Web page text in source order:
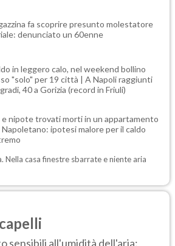
fa scoprire presunto molestatore
denunciato un 60enne
in leggero calo, nel weekend bollino
"solo" per 19 città | A Napoli raggiunti
40 a Gorizia (record in Friuli)
e nipote trovati morti in un appartamento
Napoletano: ipotesi malore per il caldo
Nella casa finestre sbarrate e niente aria
sensibili all'umidità dell'aria: